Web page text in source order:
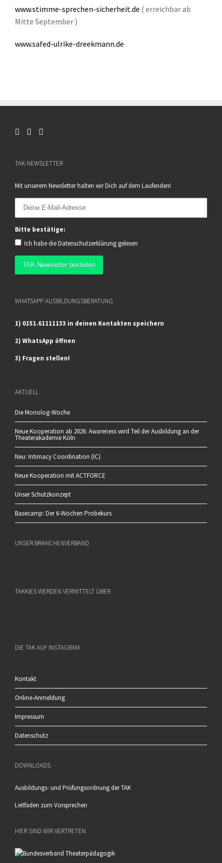
www.stimme-sprechen-sicherheit.de ( erreichbar ab
Mitte September )
www.safed-ulrike-dreekmann.de
TAK-NEWSLETTER
Mit unserem Newsletter halten wir Dich auf dem Laufenden!
Bitte bestätige:
Ich habe dieDatenschutzerklärung gelesen
WHATSAPP AUSBILDUNGSBERATUNG
1) 0151.61111133 in deinen Kontakten speichern
2) WhatsApp öffnen
3) Fragen stellen!
AKTUELL
Die Monolog-Woche
Neue Kooperation ab 2026: Awareness wird Teil der Ausbildung an der
Theaterakademie Köln
Neu: Intimacy Coordination (IC)
Neue Kooperation mit ACTFORCE
Unser Schutzkonzept
Basecamp: Der 6-Wochen Probekurs
UNSER BRANCHENVERBAND
TAKKIES WERDEN VERMITTELT ÜBER
DIE TAK AUF INSTAGRAM
Kontakt
Online-Anmeldung
Impressum
Datenschutz
DOWNLOADS
Ausbildungs- und Prüfungsordnung der TAK
Leitfaden zum Vorsprechen
HIER SIND WIR VERTRETEN